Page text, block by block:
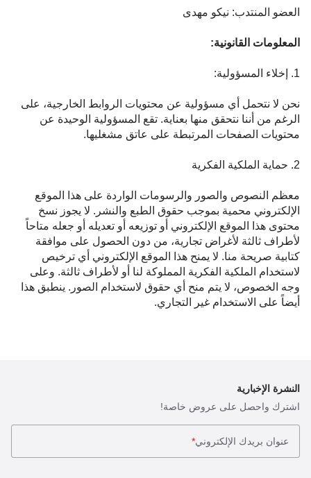
العضو المنتدب: نيكو مهدى
المعلومات القانونية:
1. إخلاء المسؤولية:
نحن لا نتحمل أي مسؤولية عن محتويات الروابط الخارجية، على
الرغم من أننا نتحقق منها بعناية. تقع المسؤولية الوحيدة عن
محتويات الصفحات المرتبطة على عاتق مشغليها.
2. حماية الملكية الفكرية
معظم النصوص والصور والرسومات الواردة على هذا الموقع
الإلكتروني محمية بموجب حقوق الطبع والنشر. لا يجوز نسخ
محتوى هذا الموقع الإلكتروني أو توزيعه أو تعديله أو جعله متاحاً
لأطراف ثالثة لأغراض تجارية، من دون الحصول على موافقة
كتابية صريحة منا. لا يمنح هذا الموقع الإلكتروني أي ترخيص
لاستخدام الملكية الفكرية المملوكة لنا أو لأطراف ثالثة. وعلى
وجه الخصوص، لا يتم منح أي حقوق لاستخدام الصور. ينطبق هذا
أيضاً على الاستخدام غير التجاري.
النشرة الإخبارية
اشترك واحصل على عروض خاصة!
عنوان بريدك الإلكتروني*